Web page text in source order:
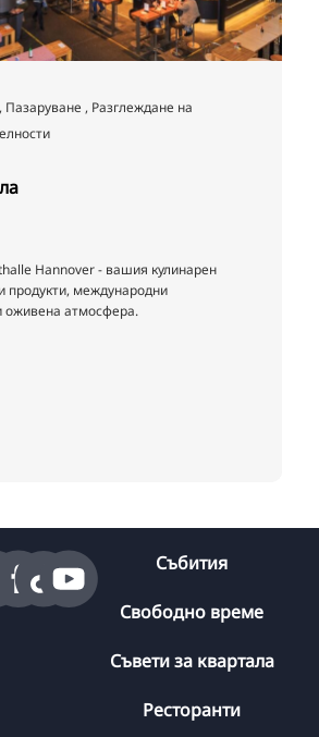
Пазаруване , Разглеждане на
Hannover - вашия кулинарен
продукти, международни
оживена атмосфера.
Събития
Свободно време
Съвети за квартала
Ресторанти